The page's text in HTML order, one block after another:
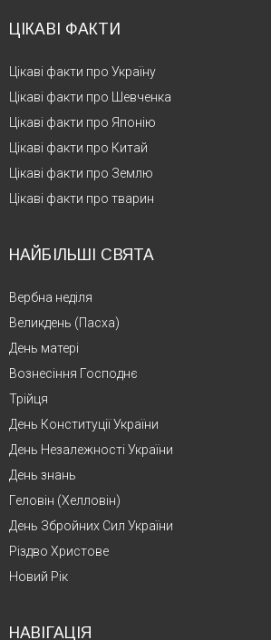
ЦІКАВІ ФАКТИ
Цікаві факти про Україну
Цікаві факти про Шевченка
Цікаві факти про Японію
Цікаві факти про Китай
Цікаві факти про Землю
Цікаві факти про тварин
НАЙБІЛЬШІ СВЯТА
Вербна неділя
Великдень (Пасха)
День матері
Вознесіння Господнє
Трійця
День Конституції України
День Незалежності України
День знань
Геловін (Хелловін)
День Збройних Сил України
Різдво Христове
Новий Рік
НАВІГАЦІЯ